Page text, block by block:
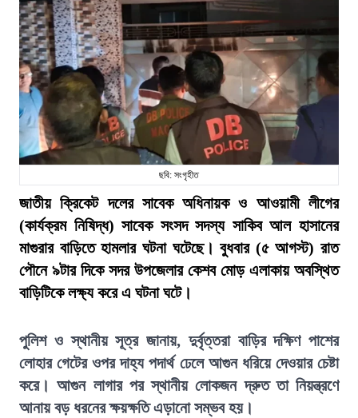
ছবি: সংগৃহীত
জাতীয় ক্রিকেট দলের সাবেক অধিনায়ক ও আওয়ামী লীগের
(কার্যক্রম নিষিদ্ধ) সাবেক সংসদ সদস্য সাকিব আল হাসানের
মাগুরার বাড়িতে হামলার ঘটনা ঘটেছে। বুধবার (৫ আগস্ট) রাত
পৌনে ৯টার দিকে সদর উপজেলার কেশব মোড় এলাকায় অবস্থিত
বাড়িটিকে লক্ষ্য করে এ ঘটনা ঘটে।
পুলিশ ও স্থানীয় সূত্র জানায়, দুর্বৃত্তরা বাড়ির দক্ষিণ পাশের
লোহার গেটের ওপর দাহ্য পদার্থ ঢেলে আগুন ধরিয়ে দেওয়ার চেষ্টা
করে। আগুন লাগার পর স্থানীয় লোকজন দ্রুত তা নিয়ন্ত্রণে
আনায় বড় ধরনের ক্ষয়ক্ষতি এড়ানো সম্ভব হয়।